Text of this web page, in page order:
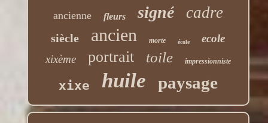
ancienne fleurs signé cadre
siècle ancien morte école
ecole
xixème
portrait toile impressionniste
xixe huile paysage